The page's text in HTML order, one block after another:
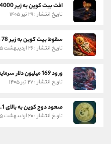
افت بیت کوین به زیر 64000 دلار
تاریخ انتشار : ۲۹ تیر ۱۴۰۵
سقوط بیت کوین به زیر 78 هزار دلار
تاریخ انتشار : ۲۶ اردیبهشت ۱۴۰۵
ورود 169 میلیون دلار سرمایه به ETF های بیت کوین و اتریوم
تاریخ انتشار : ۲۷ تیر ۱۴۰۵
صعود دوج کوین به بالای 0.1 دلار
تاریخ انتشار : ۲۰ اردیبهشت ۱۴۰۵